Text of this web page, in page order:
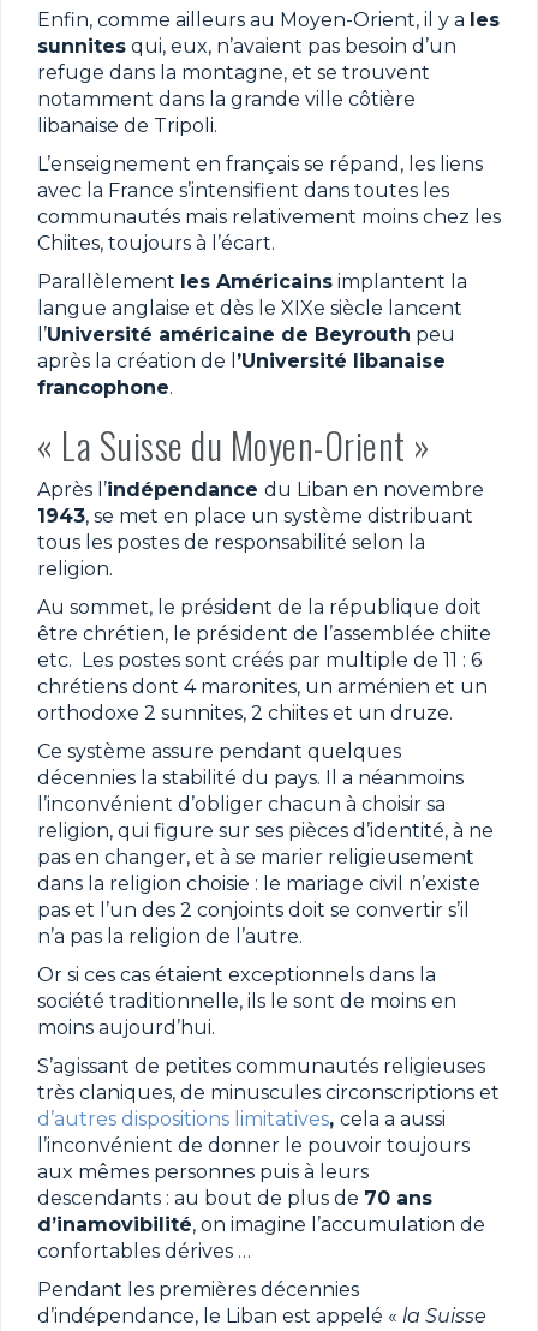
Enfin, comme ailleurs au Moyen-Orient, il y a les
sunnites qui, eux, n’avaient pas besoin d’un
refuge dans la montagne, et se trouvent
notamment dans la grande ville côtière
libanaise de Tripoli.
L’enseignement en français se répand, les liens
avec la France s’intensifient dans toutes les
communautés mais relativement moins chez les
Chiites, toujours à l’écart.
Parallèlement les Américains implantent la
langue anglaise et dès le XIXe siècle lancent
l’Université américaine de Beyrouth peu
après la création de l ’Université libanaise
francophone.
« La Suisse du Moyen-Orient »
Après l’indépendance du Liban en novembre
1943, se met en place un système distribuant
tous les postes de responsabilité selon la
religion.
Au sommet, le président de la république doit
être chrétien, le président de l’assemblée chiite
etc. Les postes sont créés par multiple de 11 : 6
chrétiens dont 4 maronites, un arménien et un
orthodoxe 2 sunnites, 2 chiites et un druze.
Ce système assure pendant quelques
décennies la stabilité du pays. Il a néanmoins
l’inconvénient d’obliger chacun à choisir sa
religion, qui figure sur ses pièces d’identité, à ne
pas en changer, et à se marier religieusement
dans la religion choisie : le mariage civil n’existe
pas et l’un des 2 conjoints doit se convertir s’il
n’a pas la religion de l’autre.
Or si ces cas étaient exceptionnels dans la
société traditionnelle, ils le sont de moins en
moins aujourd’hui.
S’agissant de petites communautés religieuses
très claniques, de minuscules circonscriptions et
d’autres dispositions limitatives, cela a aussi
l’inconvénient de donner le pouvoir toujours
aux mêmes personnes puis à leurs
descendants : au bout de plus de 70 ans
d’inamovibilité, on imagine l’accumulation de
confortables dérives …
Pendant les premières décennies
d’indépendance, le Liban est appelé « la Suisse